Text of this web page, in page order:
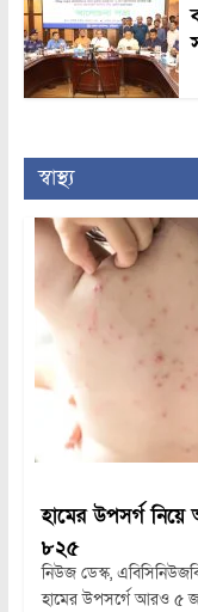
স্বাস্থ্য
হামের উপসর্গ
৮২৫
নিউজ ডেস্ক,
হামের উপসর্গে আরও ৫